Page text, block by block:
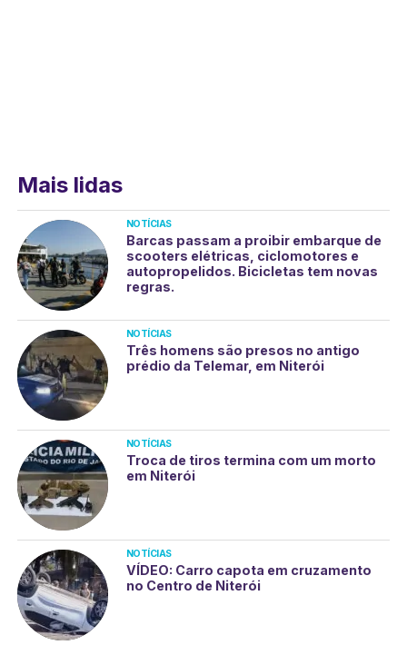
Mais lidas
NOTÍCIAS
Barcas passam a proibir embarque de
scooters elétricas, ciclomotores e
autopropelidos. Bicicletas tem novas
regras.
NOTÍCIAS
Três homens são presos no antigo
prédio da Telemar, em Niterói
NOTÍCIAS
Troca de tiros termina com um morto
em Niterói
NOTÍCIAS
VÍDEO: Carro capota em cruzamento
no Centro de Niterói